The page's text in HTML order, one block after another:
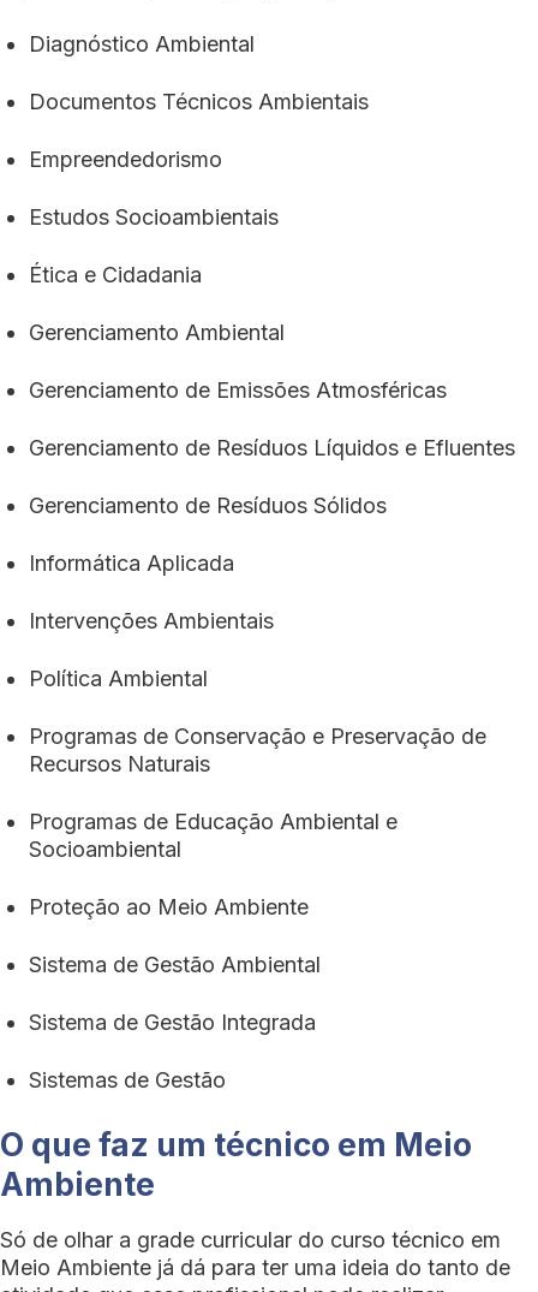
Diagnóstico Ambiental
Documentos Técnicos Ambientais
Empreendedorismo
Estudos Socioambientais
Ética e Cidadania
Gerenciamento Ambiental
Gerenciamento de Emissões Atmosféricas
Gerenciamento de Resíduos Líquidos e Efluentes
Gerenciamento de Resíduos Sólidos
Informática Aplicada
Intervenções Ambientais
Política Ambiental
Programas de Conservação e Preservação de
Recursos Naturais
Programas de Educação Ambiental e
Socioambiental
Proteção ao Meio Ambiente
Sistema de Gestão Ambiental
Sistema de Gestão Integrada
Sistemas de Gestão
O que faz um técnico em Meio
Ambiente
Só de olhar a grade curricular do curso técnico em
Meio Ambiente já dá para ter uma ideia do tanto de